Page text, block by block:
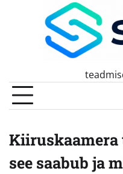
see saabub ja